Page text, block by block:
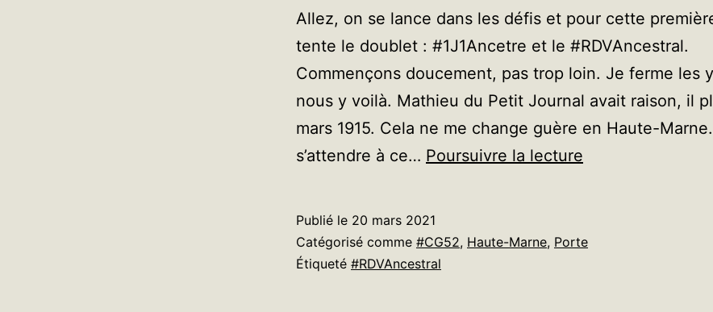
Allez, on se lance dans les défis et pour cette
tente le doublet : #1J1Ancetre et le #RDVAncestral.
Commençons doucement, pas trop loin. Je ferme les
nous y voilà. Mathieu du Petit Journal avait raison, il
mars 1915. Cela ne me change guère en Haute-
s’attendre à ce… Poursuivre la lecture
Publié le 20 mars 2021
Catégorisé comme #CG52, Haute-Marne, Porte
Étiqueté #RDVAncestral